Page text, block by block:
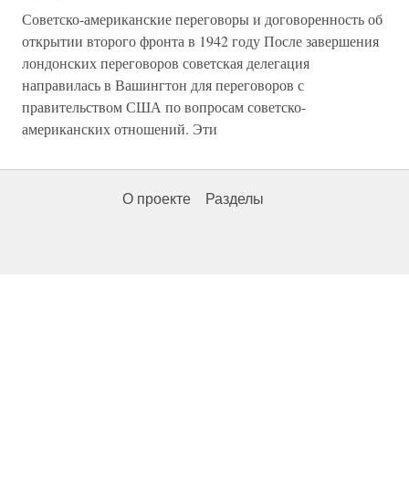
Советско-американские переговоры и договоренность об
открытии второго фронта в 1942 году После завершения
лондонских переговоров советская делегация
направилась в Вашингтон для переговоров с
правительством США по вопросам советско-
американских отношений. Эти
О проекте Разделы